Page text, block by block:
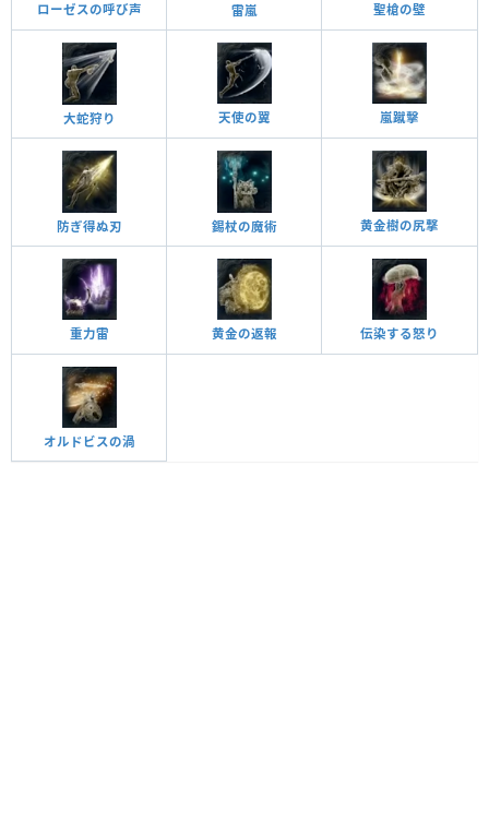
ローゼスの呼び声 雷嵐 聖槍の壁
大蛇狩り 天使の翼 嵐蹴擊
防ぎ得ぬ刃 錫杖の魔術 黄金樹の尻撃
重力雷 黄金の返報 伝染する怒り
オルドビスの渦